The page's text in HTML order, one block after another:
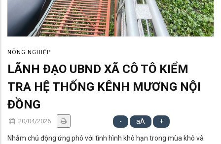
NÔNG NGHIỆP
LÃNH ĐẠO UBND XÃ CÔ TÔ KIỂM
TRA HỆ THỐNG KÊNH MƯƠNG NỘI
ĐỒNG
20/04/2026 - aA +
Nhằm chủ động ứng phó với tình hình khô hạn trong mùa khô và